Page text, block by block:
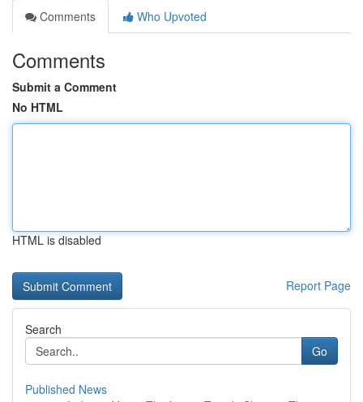
Comments
Who Upvoted
Comments
Submit a Comment
No HTML
HTML is disabled
Report Page
Search
Go
Published News